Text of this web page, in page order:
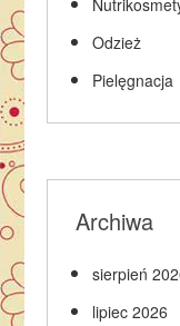
Odzież
Pielęgnacja
Archiwa
sierpień
lipiec 2026